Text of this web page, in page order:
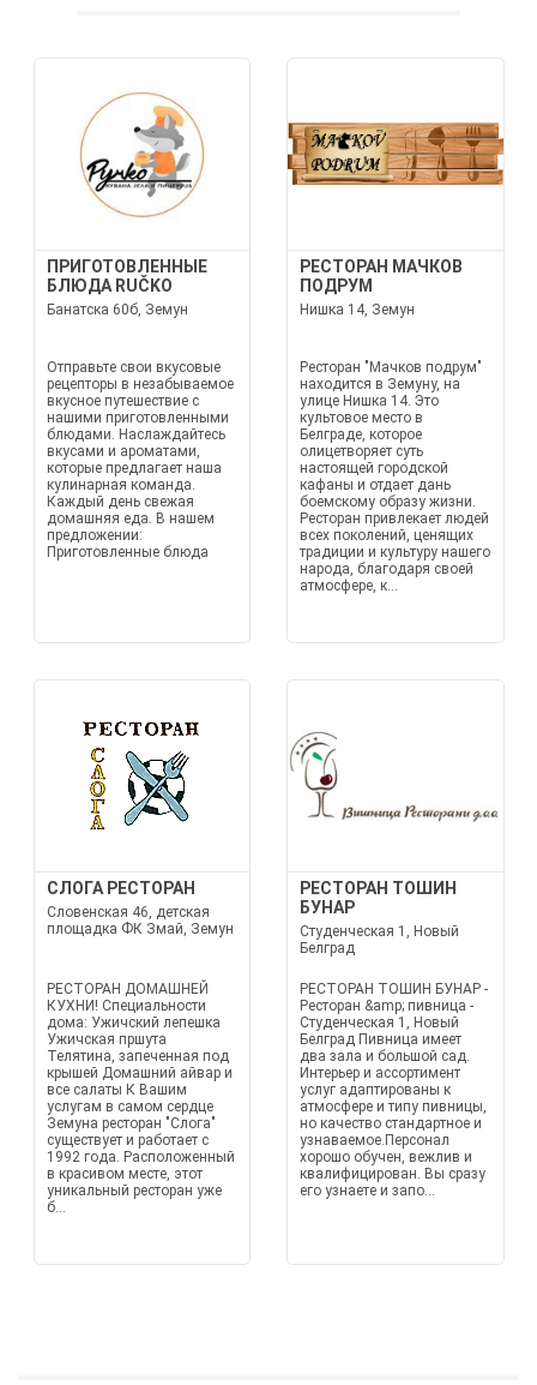
ПРИГОТОВЛЕННЫЕ
БЛЮДА RUČKO
Банатска 60б, Земун
Отправьте свои вкусовые
рецепторы в незабываемое
вкусное путешествие с
нашими приготовленными
блюдами. Наслаждайтесь
вкусами и ароматами,
которые предлагает наша
кулинарная команда.
Каждый день свежая
домашняя еда. В нашем
предложении:
Приготовленные блюда
РЕСТОРАН МАЧКОВ
ПОДРУМ
Нишка 14, Земун
Ресторан "Мачков подрум"
находится в Земуну, на
улице Нишка 14. Это
культовое место в
Белграде, которое
олицетворяет суть
настоящей городской
кафаны и отдает дань
боемскому образу жизни.
Ресторан привлекает людей
всех поколений, ценящих
традиции и культуру нашего
народа, благодаря своей
атмосфере, к...
СЛОГА РЕСТОРАН
Словенская 46, детская
площадка ФК Змай, Земун
РЕСТОРАН ДОМАШНЕЙ
КУХНИ! Специальности
дома: Ужичский лепешка
Ужичская пршута
Телятина, запеченная под
крышей Домашний айвар и
все салаты К Вашим
услугам в самом сердце
Земуна ресторан "Слога"
существует и работает с
1992 года. Расположенный
в красивом месте, этот
уникальный ресторан уже
б...
РЕСТОРАН ТОШИН
БУНАР
Студенческая 1, Новый
Белград
РЕСТОРАН ТОШИН БУНАР -
Ресторан &amp; пивница -
Студенческая 1, Новый
Белград Пивница имеет
два зала и большой сад.
Интерьер и ассортимент
услуг адаптированы к
атмосфере и типу пивницы,
но качество стандартное и
узнаваемое.Персонал
хорошо обучен, вежлив и
квалифицирован. Вы сразу
его узнаете и запо...